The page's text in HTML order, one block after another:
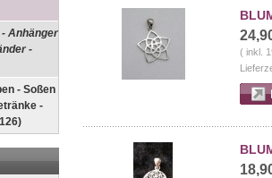
- Anhänger
-
- Soßen
-
( inkl.